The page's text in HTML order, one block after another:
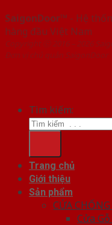
SaigonDoor™ - Hệ
hàng đầu Việt Nam
Copyright ⓒ 2016 – 2026
Đơn vị chủ quản SaigonDoor
Tìm kiếm:
Trang chủ
Giới thiệu
Sản phẩm
CỬA CHỐNG
Cửa